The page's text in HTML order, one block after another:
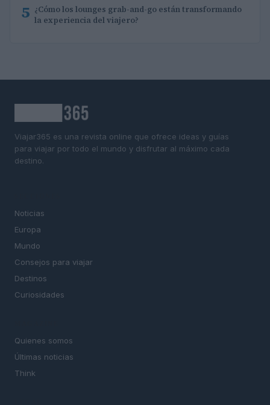
5 ¿Cómo los lounges grab-and-go están transformando
la experiencia del viajero?
Viajar365 es una revista online que ofrece ideas y guías
para viajar por todo el mundo y disfrutar al máximo cada
destino.
Noticias
Europa
Mundo
Consejos para viajar
Destinos
Curiosidades
Quienes somos
Últimas noticias
Think